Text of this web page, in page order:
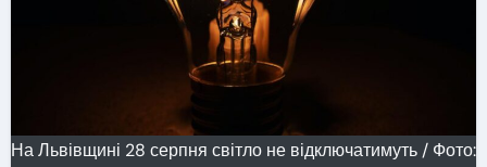
На Львівщині 28 серпня світло не відключатимуть / Фото: